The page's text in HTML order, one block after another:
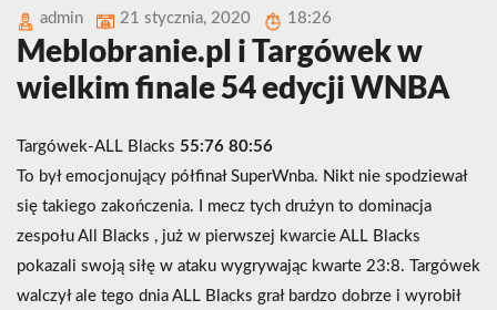
admin 21 stycznia, 2020 18:26
Meblobranie.pl i Targówek w
wielkim finale 54 edycji WNBA
Targówek-ALL Blacks 55:76 80:56
To był emocjonujący półfinał SuperWnba. Nikt nie spodziewał
się takiego zakończenia. I mecz tych drużyn to dominacja
zespołu All Blacks , już w pierwszej kwarcie ALL Blacks
pokazali swoją siłę w ataku wygrywając kwarte 23:8. Targówek
walczył ale tego dnia ALL Blacks grał bardzo dobrze i wyrobił